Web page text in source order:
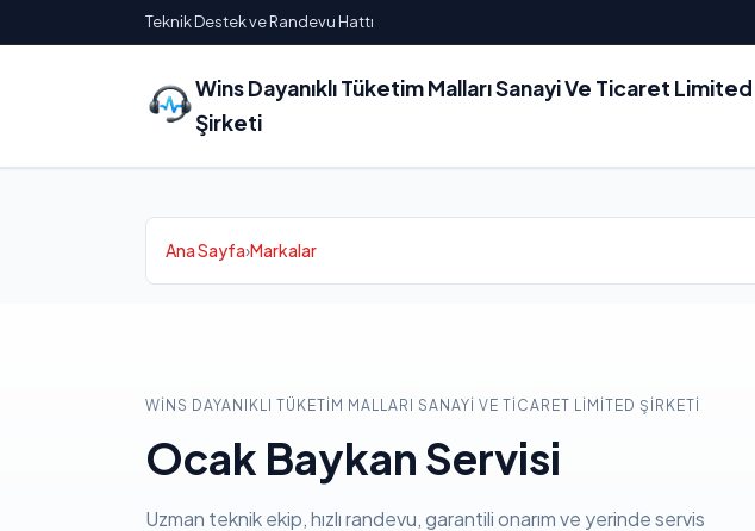
Teknik Destek ve Randevu Hattı
Wins Dayanıklı Tüketim Malları Sanayi Ve Ticaret Limited
Şirketi
Ana Sayfa›Markalar
WINS DAYANIKLI TÜKETIM MALLARI SANAYI VE TICARET LIMITED ŞIRKETI
Ocak Baykan Servisi
Uzman teknik ekip, hızlı randevu, garantili onarım ve yerinde servis